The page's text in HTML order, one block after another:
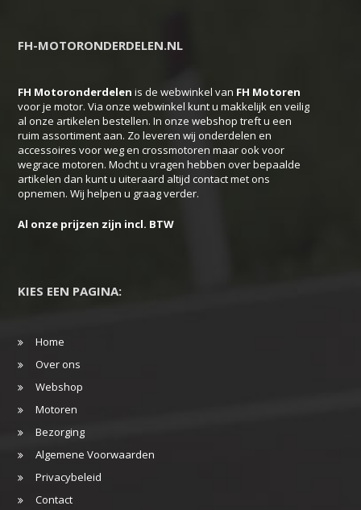
FH-MOTORONDERDELEN.NL
FH Motoronderdelen is de webwinkel van FH Motoren
voor je motor. Via onze webwinkel kunt u makkelijk en veilig
al onze artikelen bestellen. In onze webshop treft u een
ruim assortiment aan. Zo leveren wij onderdelen en
accessoires voor weg en crossmotoren maar ook voor
wegrace motoren. Mocht u vragen hebben over bepaalde
artikelen dan kunt u uiteraard altijd contact met ons
opnemen. Wij helpen u graag verder.
Al onze prijzen zijn incl. BTW
KIES EEN PAGINA:
Home
Over ons
Webshop
Motoren
Bezorging
Algemene Voorwaarden
Privacybeleid
Contact